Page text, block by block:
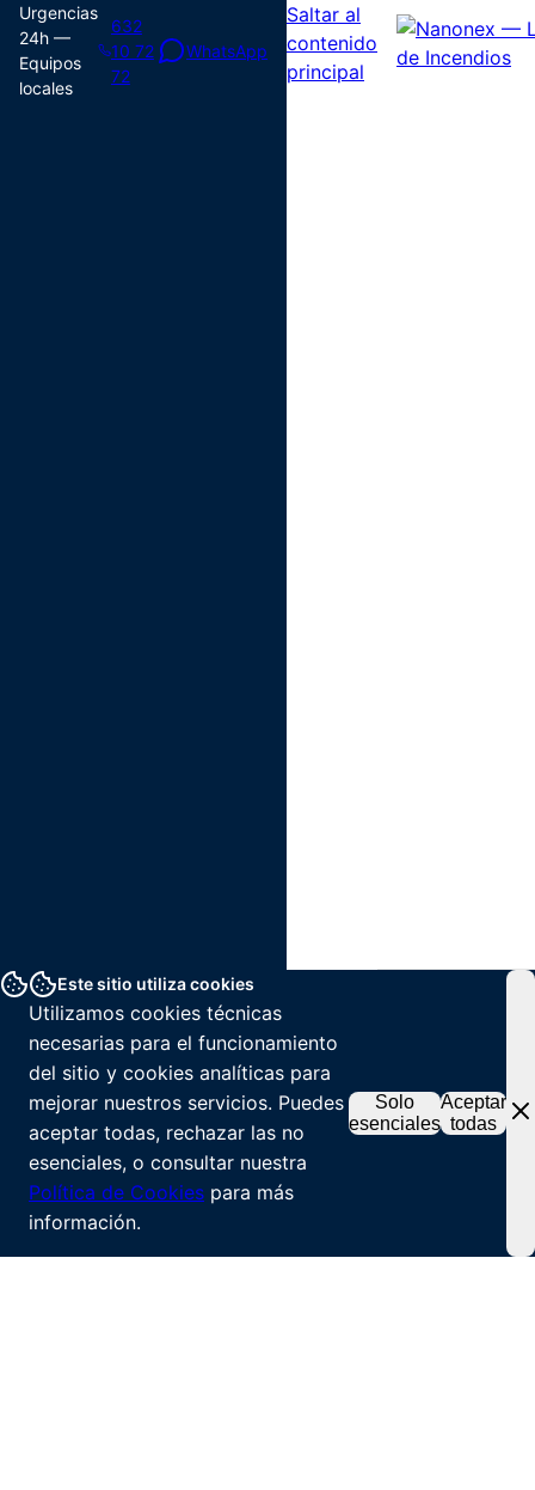
Urgencias
24h —
Equipos
locales
632
10 72
72
WhatsApp
Saltar al
contenido
principal
Este sitio utiliza cookies
Utilizamos cookies técnicas
necesarias para el funcionamiento
del sitio y cookies analíticas para
mejorar nuestros servicios. Puedes
aceptar todas, rechazar las no
esenciales, o consultar nuestra
Política de Cookies para más
información.
Solo
esenciales
Aceptar
todas